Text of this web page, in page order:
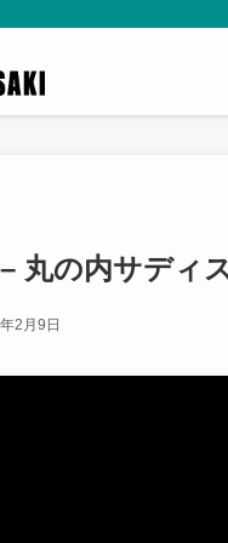
丸の内サディ
2月9日